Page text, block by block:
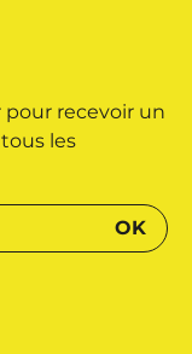
droits
•
recevoir un
les